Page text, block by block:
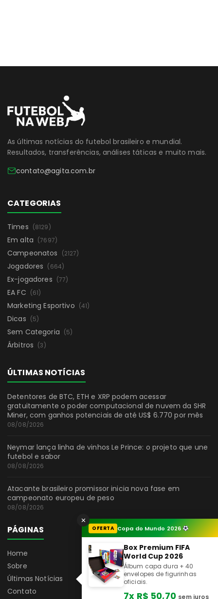
✕
OFERTA Copa do Mundo 2026
Box Premium FIFA
World Cup 2026
Álbum capa dura + 40
envelopes de figurinhas
oficiais.
7x R$ 50,70 sem juros
As últimas notícias do futebol brasileiro e mundial.
Resultados, transferências, análises táticas e muito mais.
contato@agita.com.br
CATEGORIAS
Times (8129)
Em alta (7697)
Campeonatos (2127)
Jogadores (664)
Ex-jogadores (77)
EA FC (61)
Marketing Esportivo (41)
Dicas (5)
Sem Categoria (5)
Árbitros (3)
ÚLTIMAS NOTÍCIAS
Detentores de BTC, ETH e XRP podem acessar
gratuitamente o poder computacional de nuvem da SHR
Miner, com ganhos potenciais de até US$ 6.770 por mês
08/08/2026
Neymar lança linha de vinhos Le Prince: o projeto que une
futebol e sabor
08/08/2026
Atacante brasileiro promissor inicia nova fase em
campeonato europeu de peso
08/08/2026
PÁGINAS
Home
Sobre
Últimas Notícias
Contato